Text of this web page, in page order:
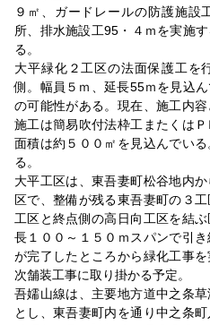
９㎡、ガードレールの防護施設
所、排水施設工95・４ｍを実施
る。
大平緑化２工区の法面保護工を
側。幅員５ｍ、延長55ｍを見込
の可能性がある。現在、施工内
施工は簡易吹付法枠工またくは
面積は約５００㎡を見込んでい
る。
大平工区は、東吾妻町松谷地内
区で、整備が残る東吾妻町の３
工区と終点側の高日向工区を結
長１００～１５０ｍスパンで引
が完了したところから緑化工事
次舗装工事に取り掛かる予定。
吾嬬山線は、主要地方道中之条
とし、東吾妻町内を通り中之条